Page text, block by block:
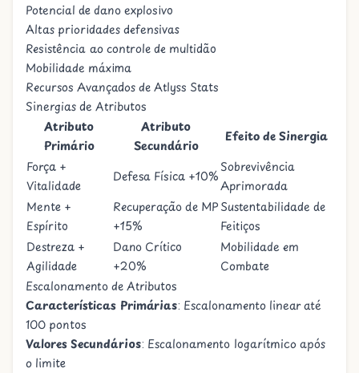
Potencial de dano explosivo
Altas prioridades defensivas
Resistência ao controle de multidão
Mobilidade máxima
Recursos Avançados de Atlyss Stats
Sinergias de Atributos
Atributo
Primário
Atributo
Secundário
Efeito de Sinergia
Força +
Vitalidade
Defesa Física +10%
Sobrevivência
Aprimorada
Mente +
Espírito
Recuperação de MP
+15%
Sustentabilidade de
Feitiços
Destreza +
Agilidade
Dano Crítico
+20%
Mobilidade em
Combate
Escalonamento de Atributos
Características Primárias: Escalonamento linear até
100 pontos
Valores Secundários: Escalonamento logarítmico após
o limite